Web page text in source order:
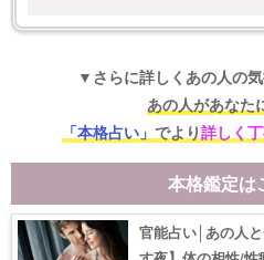
▼さらに詳しくあの人の
あの人があなた
「本格占い」 でより詳しく
本格鑑定は
官能占い│あの人